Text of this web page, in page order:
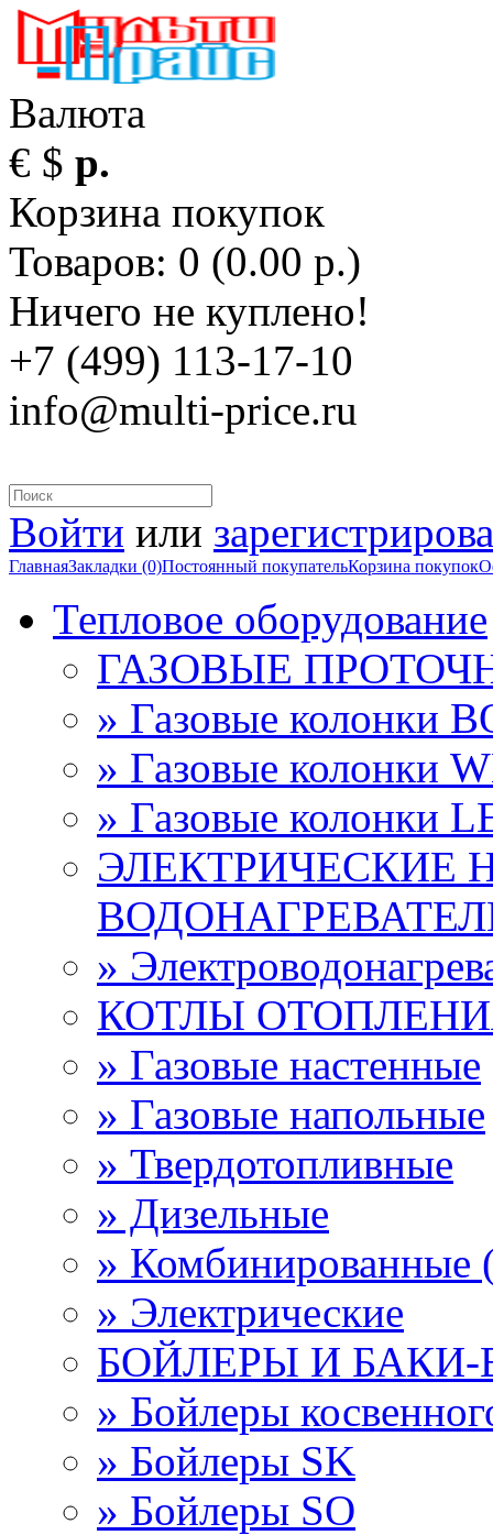
Валюта
€ $ р.
Корзина покупок
Товаров: 0 (0.00 р.)
Ничего не куплено!
+7 (499) 113-17-10
info@multi-price.ru
Войти или
ГлавнаяЗакладки (0)Постоянный покупательКорзина покупок
Тепловое оборудование
ГАЗОВЫЕ
» Газовые колонки
» Газовые колонки
» Газовые колонки
ЭЛЕКТРИЧЕСКИЕ
»
КОТЛЫ
» Газовые настенные
» Газовые напольные
» Твердотопливные
» Дизельные
» Комбинированные
» Электрические
БОЙЛЕРЫ И
» Бойлеры
» Бойлеры SK
» Бойлеры SО